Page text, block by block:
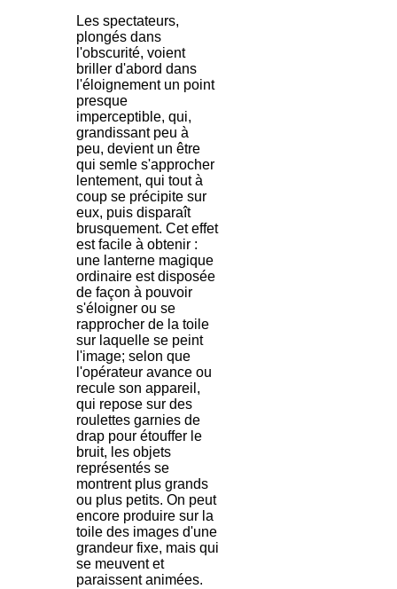
Les spectateurs,
plongés dans
l'obscurité, voient
briller d'abord dans
l'éloignement un point
presque
imperceptible, qui,
grandissant peu à
peu, devient un être
qui semle s'approcher
lentement, qui tout à
coup se précipite sur
eux, puis disparaît
brusquement. Cet effet
est facile à obtenir :
une lanterne magique
ordinaire est disposée
de façon à pouvoir
s'éloigner ou se
rapprocher de la toile
sur laquelle se peint
l'image; selon que
l'opérateur avance ou
recule son appareil,
qui repose sur des
roulettes garnies de
drap pour étouffer le
bruit, les objets
représentés se
montrent plus grands
ou plus petits. On peut
encore produire sur la
toile des images d'une
grandeur fixe, mais qui
se meuvent et
paraissent animées.